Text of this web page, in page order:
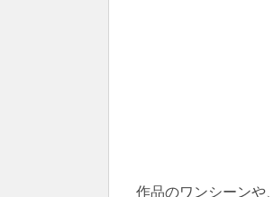
作品のワンシーンや